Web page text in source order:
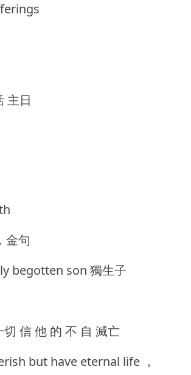
主日
金句
begotten son 獨生子
信 他 的 不 自 滅亡
but have eternal life ，